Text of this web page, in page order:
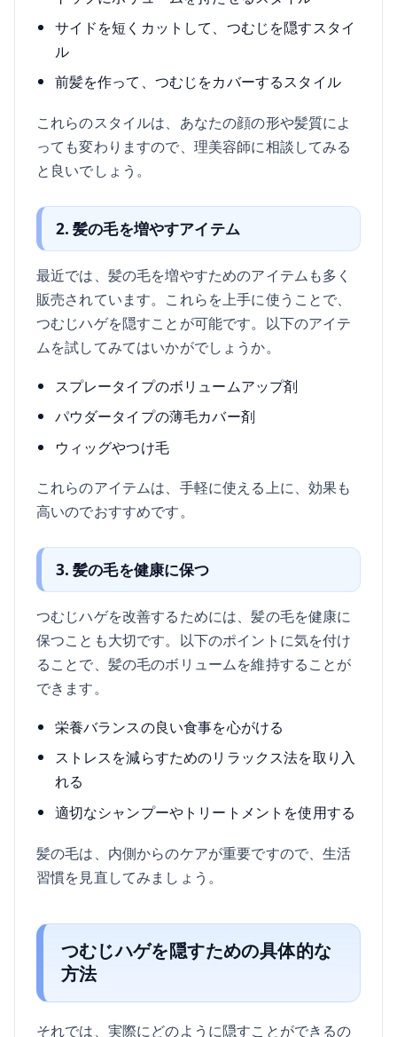
サイドを短くカットして、つむじを隠すスタイ
ル
前髪を作って、つむじをカバーするスタイル
これらのスタイルは、あなたの顔の形や髪質によ
っても変わりますので、理美容師に相談してみる
と良いでしょう。
2. 髪の毛を増やすアイテム
最近では、髪の毛を増やすためのアイテムも多く
販売されています。これらを上手に使うことで、
つむじハゲを隠すことが可能です。以下のアイテ
ムを試してみてはいかがでしょうか。
スプレータイプのボリュームアップ剤
パウダータイプの薄毛カバー剤
ウィッグやつけ毛
これらのアイテムは、手軽に使える上に、効果も
高いのでおすすめです。
3. 髪の毛を健康に保つ
つむじハゲを改善するためには、髪の毛を健康に
保つことも大切です。以下のポイントに気を付け
ることで、髪の毛のボリュームを維持することが
できます。
栄養バランスの良い食事を心がける
ストレスを減らすためのリラックス法を取り入
れる
適切なシャンプーやトリートメントを使用する
髪の毛は、内側からのケアが重要ですので、生活
習慣を見直してみましょう。
つむじハゲを隠すための具体的な
方法
それでは、実際にどのように隠すことができるの